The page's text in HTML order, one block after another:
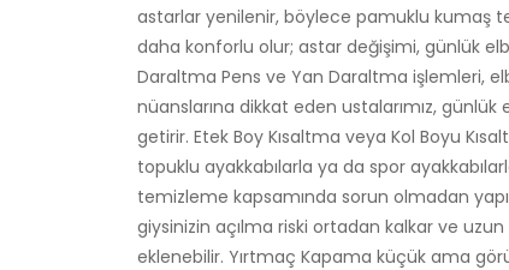
astarlar yenilenir, böylece pamuklu kumaş
daha konforlu olur; astar değişimi, günlük
Daraltma Pens ve Yan Daraltma işlemleri,
nüanslarına dikkat eden ustalarımız,
getirir. Etek Boy Kısaltma veya Kol Boyu
topuklu ayakkabılarla ya da spor
temizleme kapsamında sorun olmadan
giysinizin açılma riski ortadan kalkar ve
eklenebilir. Yırtmaç Kapama küçük ama